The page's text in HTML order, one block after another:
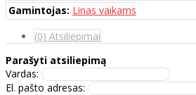
Gamintojas: Linas vaikams
(0) Atsiliepimai
Parašyti atsiliepimą
Vardas:
El. pašto adresas: